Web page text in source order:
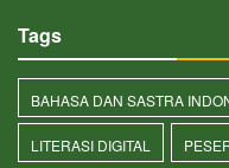
Tags
BAHASA DAN SASTRA
LITERASI DIGITAL